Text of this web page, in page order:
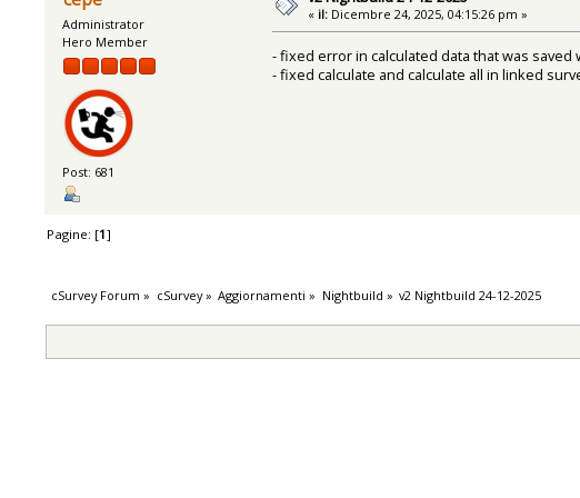
Administrator
Hero Member
Post: 681
« il: Dicembre 24, 2025, 04:15:26 pm »
- fixed error in calculated data that was
- fixed calculate and calculate all in linked
Pagine: [1]
cSurvey Forum » cSurvey» Aggiornamenti » Nightbuild » v2 Nightbuild 24-12-2025